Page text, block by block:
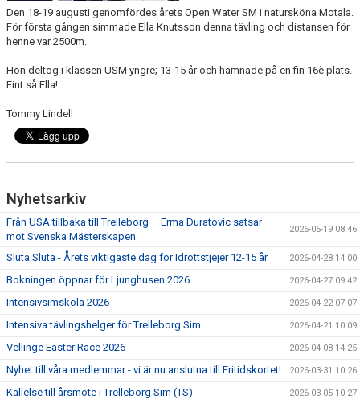
DOKUMENT
Den 18-19 augusti genomfördes årets Open Water SM i natursköna Motala.
För första gången simmade Ella Knutsson denna tävling och distansen för
henne var 2500m.
Hon deltog i klassen USM yngre; 13-15 år och hamnade på en fin 16è plats.
Fint så Ella!
Tommy Lindell
Nyhetsarkiv
Från USA tillbaka till Trelleborg – Erma Duratovic satsar
mot Svenska Mästerskapen
2026-05-19 08:46
Sluta Sluta - Årets viktigaste dag för Idrottstjejer 12-15 år 2026-04-28 14:00
Bokningen öppnar för Ljunghusen 2026 2026-04-27 09:42
Intensivsimskola 2026 2026-04-22 07:07
Intensiva tävlingshelger för Trelleborg Sim 2026-04-21 10:09
Vellinge Easter Race 2026 2026-04-08 14:25
Nyhet till våra medlemmar - vi är nu anslutna till Fritidskortet! 2026-03-31 10:26
Kallelse till årsmöte i Trelleborg Sim (TS) 2026-03-05 10:27